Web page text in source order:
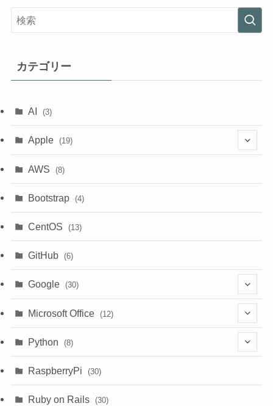
カテゴリー
AI (3)
Apple (19)
(1)
(18)
AWS (8)
Bootstrap (4)
CentOS (13)
GitHub (6)
Google (30)
(6)
Microsoft Office (12)
(9)
Python (8)
(1)
RaspberryPi (30)
Ruby on Rails (30)